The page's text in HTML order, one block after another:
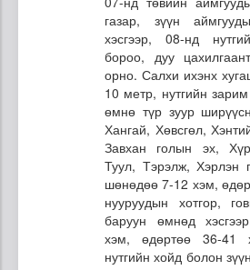
газар, зүүн
хэсгээр, 08-нд
бороо, дуу
орно. Салхи ихэнх
10 метр, нутгийн
өмнө түр зуур
Хангай, Хөвсгөл,
Завхан голын эх,
Туул, Тэрэлж, Хэрлэн
шөнөдөө 7-12 хэм,
нууруудын хотгор,
баруун өмнөд
хэм, өдөртөө 36-41
нутгийн хойд болон